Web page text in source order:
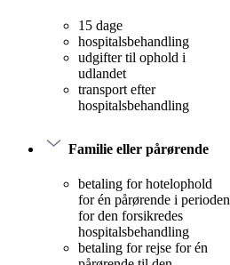
15 dage
hospitalsbehandling
udgifter til ophold i
udlandet
transport efter
hospitalsbehandling
Familie eller pårørende
betaling for hotelophold
for én pårørende i perioden
for den forsikredes
hospitalsbehandling
betaling for rejse for én